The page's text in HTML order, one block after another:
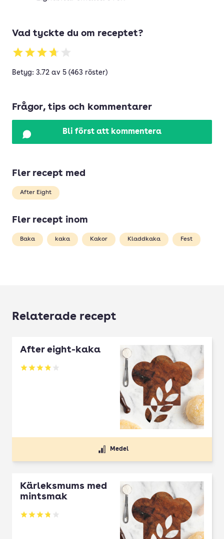
Vad tyckte du om receptet?
Betyg: 3.72 av 5 (463 röster)
Frågor, tips och kommentarer
Bli först att kommentera
Fler recept med
After Eight
Fler recept inom
Baka kaka Kakor Kladdkaka Fest
Relaterade recept
After eight-kaka
Betyg: 3.87 av 5
Medel
Kärleksmums med
mintsmak
Betyg: 3.8 av 5